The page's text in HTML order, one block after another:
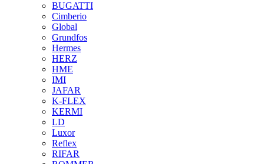
BUGATTI
Cimberio
Global
Grundfos
Hermes
HERZ
HME
IMI
JAFAR
K-FLEX
KERMI
LD
Luxor
Reflex
RIFAR